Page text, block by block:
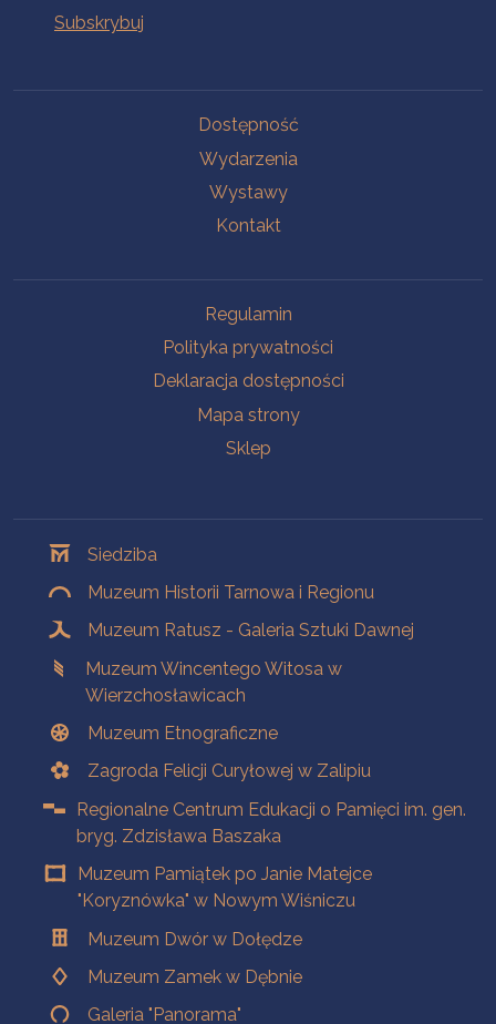
Dostępność
Wydarzenia
Wystawy
Kontakt
Regulamin
Polityka prywatności
Deklaracja dostępności
Mapa strony
Sklep
Siedziba
Muzeum Historii Tarnowa i Regionu
Muzeum Ratusz - Galeria Sztuki Dawnej
Muzeum Wincentego Witosa w
Wierzchosławicach
Muzeum Etnograficzne
Zagroda Felicji Curyłowej w Zalipiu
Regionalne Centrum Edukacji o Pamięci im. gen.
bryg. Zdzisława Baszaka
Muzeum Pamiątek po Janie Matejce
"Koryznówka" w Nowym Wiśniczu
Muzeum Dwór w Dołędze
Muzeum Zamek w Dębnie
Galeria "Panorama"